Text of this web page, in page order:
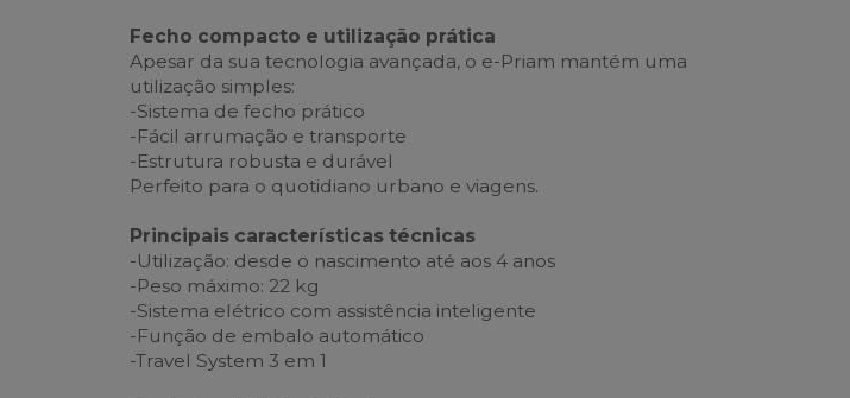
Fecho compacto e utilização prática
Apesar da sua tecnologia avançada, o e-Priam mantém uma
utilização simples:
-Sistema de fecho prático
-Fácil arrumação e transporte
-Estrutura robusta e durável
Perfeito para o quotidiano urbano e viagens.
Principais características técnicas
-Utilização: desde o nascimento até aos 4 anos
-Peso máximo: 22 kg
-Sistema elétrico com assistência inteligente
-Função de embalo automático
-Travel System 3 em 1